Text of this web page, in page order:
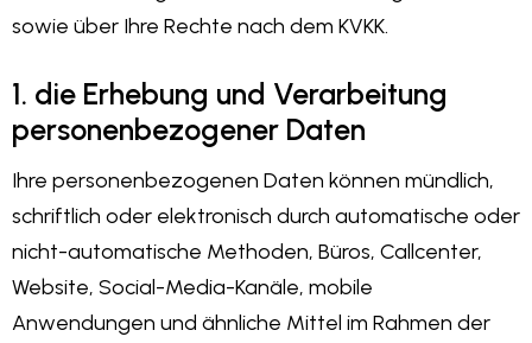
sowie über Ihre Rechte nach dem KVKK.
1. die Erhebung und Verarbeitung
personenbezogener Daten
Ihre personenbezogenen Daten können mündlich,
schriftlich oder elektronisch durch automatische oder
nicht-automatische Methoden, Büros, Callcenter,
Website, Social-Media-Kanäle, mobile
Anwendungen und ähnliche Mittel im Rahmen der